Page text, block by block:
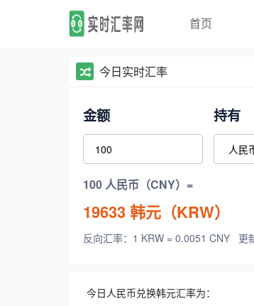
首页
今日实时汇率
金额 持有
100 人民币（CNY）=
19633韩元（KRW）
反向汇率：1 KRW = 0.0051 CNY 更
今日人民币兑换韩元汇率为：